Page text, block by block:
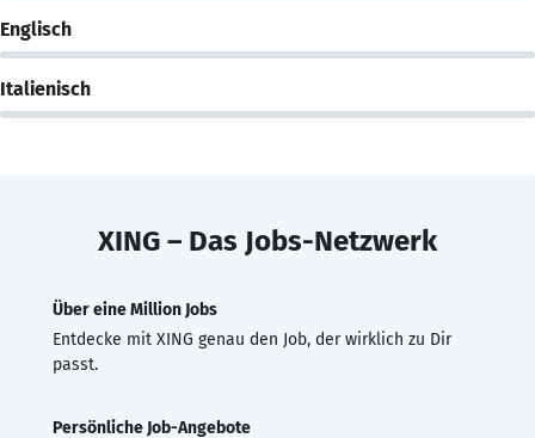
Englisch
Italienisch
XING – Das Jobs-Netzwerk
Über eine Million Jobs
Entdecke mit XING genau den Job, der wirklich zu Dir
passt.
Persönliche Job-Angebote